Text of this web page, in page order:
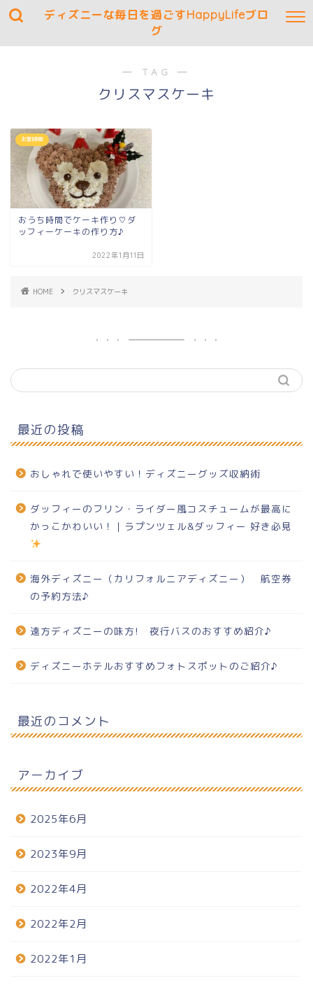
ディズニーな毎日を過ごすHappyLifeブロ
グ
― TAG ―
クリスマスケーキ
お家時間
おうち時間でケーキ作り♡ダ
ッフィーケーキの作り方♪
2022年1月11日
HOME クリスマスケーキ
最近の投稿
おしゃれで使いやすい！ディズニーグッズ収納術
ダッフィーのフリン・ライダー風コスチュームが最高に
かっこかわいい！｜ラプンツェル&ダッフィー 好き必見
海外ディズニー（カリフォルニアディズニー） 航空券
の予約方法♪
遠方ディズニーの味方! 夜行バスのおすすめ紹介♪
ディズニーホテルおすすめフォトスポットのご紹介♪
最近のコメント
アーカイブ
2025年6月
2023年9月
2022年4月
2022年2月
2022年1月